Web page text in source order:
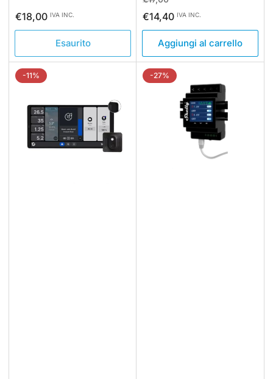
Prezzo
standard
€18,00 IVA INC.
Esaurito
standard
di
€14,40 IVA INC.
Aggiungi al carrello
-11% -27%